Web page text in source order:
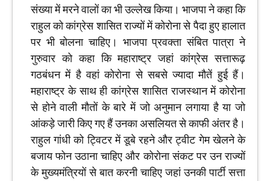
संख्या में मरने वालों का भी उल्लेख किया। भाजपा ने कहा कि
राहुल को कांग्रेस शासित राज्‍यों में कोरोना से पैदा हुए हालात
पर भी बोलना चाहिए। भाजपा प्रवक्ता संबित पात्रा ने
गुरुवार को कहा कि महाराष्ट्र जहां कांग्रेस सत्तारूढ़
गठबंधन में है वहां कोरोना से सबसे ज्यादा मौतें हुई हैं।
महाराष्‍ट्र के साथ ही कांग्रेस शासित राजस्थान में कोरोना
से होने वाली मौतों के बारे में जो अनुमान लगाया है या जो
आंकड़े जारी किए गए हैं उनका असलियत से काफी अंतर है।
राहुल गांधी को ट्विटर में डूबे रहने और ट्वीट गेम खेलने के
बजाय फोन उठाना चाहिए और कोरोना संकट पर उन राज्यों
के मुख्यमंत्रियों से बात करनी चाहिए जहां उनकी पार्टी सत्ता